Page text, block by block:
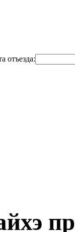
отъезда: